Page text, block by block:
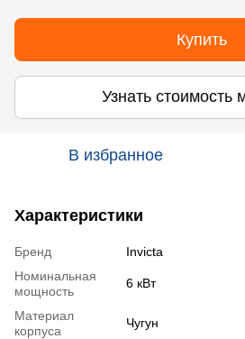
Купить
Узнать стоимость
В избранное
Характеристики
Бренд
Invicta
Номинальная
мощность
6 кВт
Материал
корпуса
Чугун